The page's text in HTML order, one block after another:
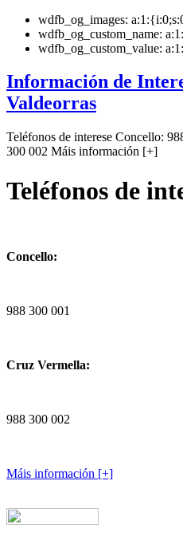
wdfb_og_images:
wdfb_og_custom_name:
wdfb_og_custom_value:
Información de
Valdeorras
Teléfonos de interese Concello:
300 002 Máis información [+]
Teléfonos de
Concello:
988 300 001
Cruz Vermella:
988 300 002
Máis información [+]